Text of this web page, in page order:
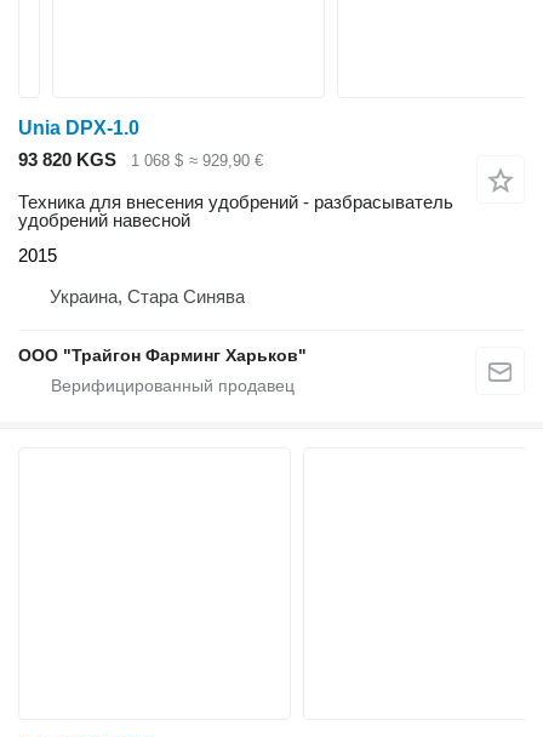
Unia DPX-1.0
93 820 KGS
1 068 $ ≈ 929,90 €
Техника для внесения удобрений - разбрасыватель
удобрений навесной
2015
Украина, Стара Синява
ООО "Трайгон Фарминг Харьков"